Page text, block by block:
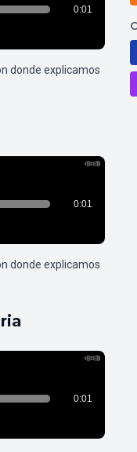
donde explicamos
donde explicamos